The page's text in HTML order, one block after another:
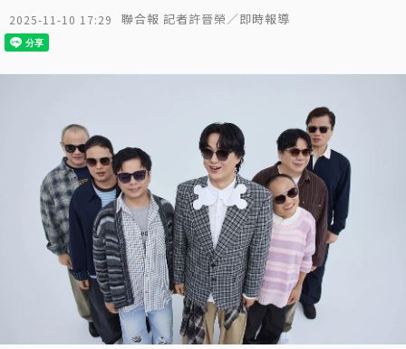
2025-11-10 17:29 聯合報 記者許晉榮／即時報導